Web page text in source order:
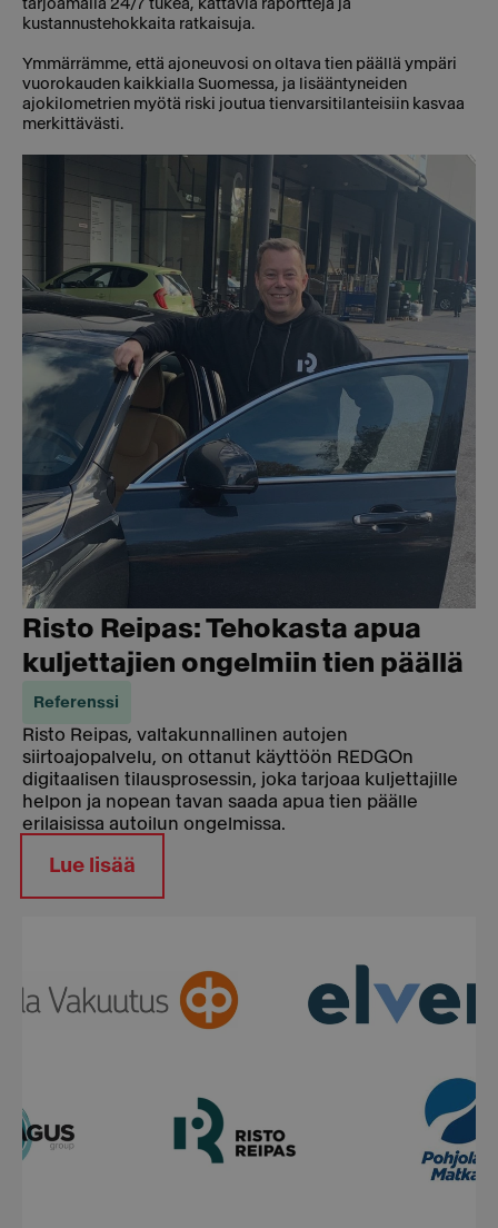
tarjoamalla 24/7 tukea, kattavia raportteja ja
kustannustehokkaita ratkaisuja.
Ymmärrämme, että ajoneuvosi on oltava tien päällä ympäri
vuorokauden kaikkialla Suomessa, ja lisääntyneiden
ajokilometrien myötä riski joutua tienvarsitilanteisiin kasvaa
merkittävästi.
Risto Reipas: Tehokasta apua
kuljettajien ongelmiin tien päällä
Referenssi
Risto Reipas, valtakunnallinen autojen
siirtoajopalvelu, on ottanut käyttöön REDGOn
digitaalisen tilausprosessin, joka tarjoaa kuljettajille
helpon ja nopean tavan saada apua tien päälle
erilaisissa autoilun ongelmissa.
Lue lisää